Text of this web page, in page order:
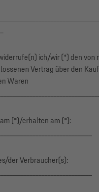
ich/wir (*) den von
Vertrag über den
Waren
(*)/erhalten am (*):
der Verbraucher(s):